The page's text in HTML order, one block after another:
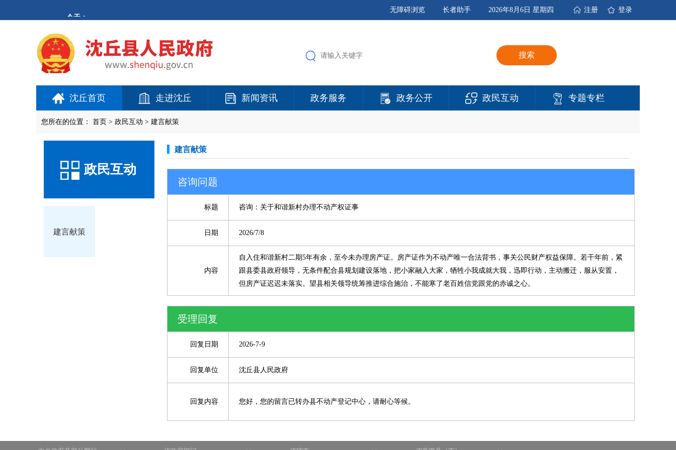
登录
注册
2026年8月6日 星期四
长者助手
无障碍浏览
搜索
沈丘首页 走进沈丘 新闻资讯 政务服务 政务公开 政民互动 专题专栏
您所在的位置： 首页 > 政民互动 > 建言献策
政民互动
建言献策
建言献策
咨询问题
标题 咨询：关于和谐新村办理不动产权证事
日期 2026/7/8
内容
自入住和谐新村二期5年有余，至今未办理房产证。房产证作为不动产唯一合法背书，事关公民财产权益保障。若干年前，紧
跟县委县政府领导，无条件配合县规划建设落地，把小家融入大家，牺牲小我成就大我，迅即行动，主动搬迁，服从安置，
但房产证迟迟未落实。望县相关领导统筹推进综合施治，不能寒了老百姓信党跟党的赤诚之心。
受理回复
回复日期 2026-7-9
回复单位 沈丘县人民政府
回复内容 您好，您的留言已转办县不动产登记中心，请耐心等候。